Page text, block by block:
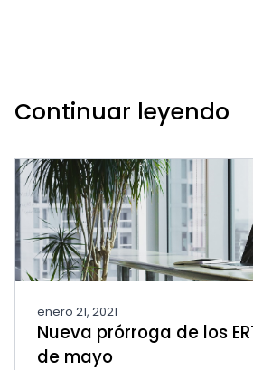
Continuar leyendo
enero 21, 2021
Nueva prórroga de los
de mayo